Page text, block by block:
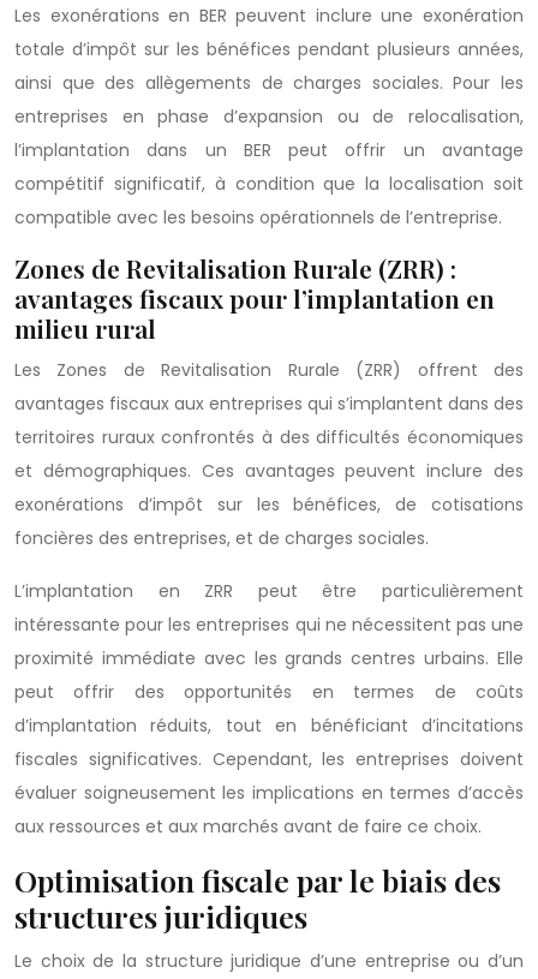
Les exonérations en BER peuvent inclure une exonération
totale d’impôt sur les bénéfices pendant plusieurs années,
ainsi que des allègements de charges sociales. Pour les
entreprises en phase d’expansion ou de relocalisation,
l’implantation dans un BER peut offrir un avantage
compétitif significatif, à condition que la localisation soit
compatible avec les besoins opérationnels de l’entreprise.
Zones de Revitalisation Rurale (ZRR) :
avantages fiscaux pour l’implantation en
milieu rural
Les Zones de Revitalisation Rurale (ZRR) offrent des
avantages fiscaux aux entreprises qui s’implantent dans des
territoires ruraux confrontés à des difficultés économiques
et démographiques. Ces avantages peuvent inclure des
exonérations d’impôt sur les bénéfices, de cotisations
foncières des entreprises, et de charges sociales.
L’implantation en ZRR peut être particulièrement
intéressante pour les entreprises qui ne nécessitent pas une
proximité immédiate avec les grands centres urbains. Elle
peut offrir des opportunités en termes de coûts
d’implantation réduits, tout en bénéficiant d’incitations
fiscales significatives. Cependant, les entreprises doivent
évaluer soigneusement les implications en termes d’accès
aux ressources et aux marchés avant de faire ce choix.
Optimisation fiscale par le biais des
structures juridiques
Le choix de la structure juridique d’une entreprise ou d’un